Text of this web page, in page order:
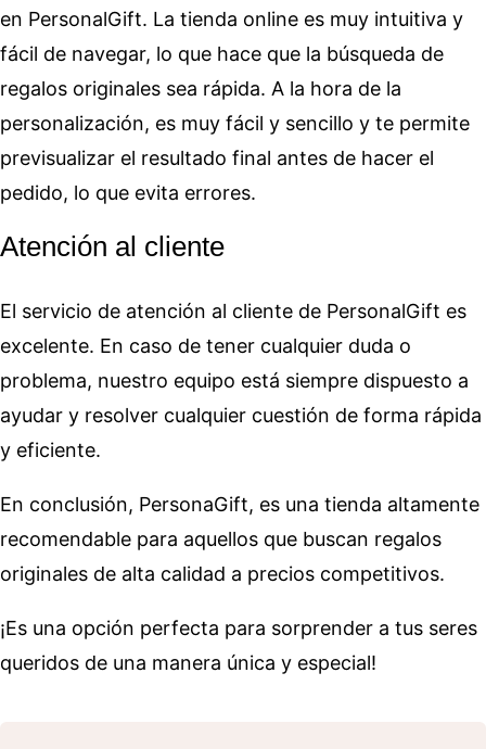
en PersonalGift. La tienda online es muy intuitiva y
fácil de navegar, lo que hace que la búsqueda de
regalos originales sea rápida. A la hora de la
personalización, es muy fácil y sencillo y te permite
previsualizar el resultado final antes de hacer el
pedido, lo que evita errores.
Atención al cliente
El servicio de atención al cliente de PersonalGift es
excelente. En caso de tener cualquier duda o
problema, nuestro equipo está siempre dispuesto a
ayudar y resolver cualquier cuestión de forma rápida
y eficiente.
En conclusión, PersonaGift, es una tienda altamente
recomendable para aquellos que buscan regalos
originales de alta calidad a precios competitivos.
¡Es una opción perfecta para sorprender a tus seres
queridos de una manera única y especial!